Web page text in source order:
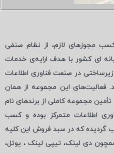
مجوزهای لازم، از نظام صنفی
ای کشور با هدف ارایه‌ی خدمات
در صنعت فناوری اطلاعات
فعالیت‌های این مجموعه از همان
مجموعه کاملی از برندهای نام
اطلاعات متمرکز بوده و کسب
گردیده که در سبد فروش این کلیه
دی لینک، تیپی لینک ، یوتل،